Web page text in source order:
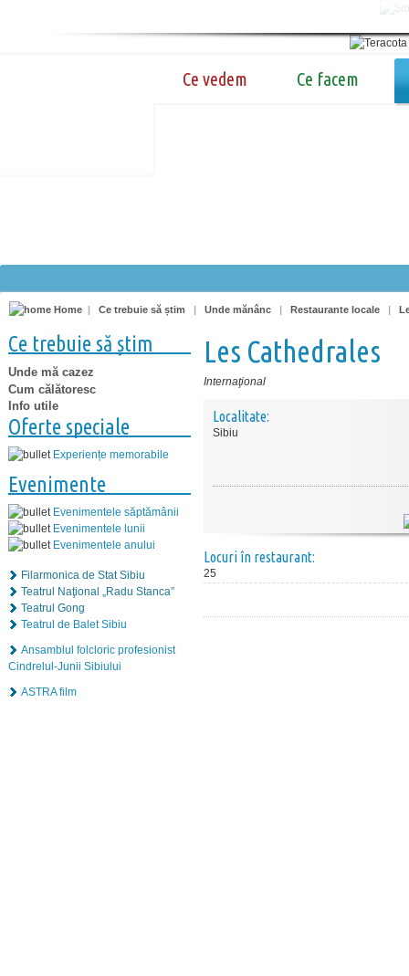
Ce vedem Ce facem
Home | Ce trebuie să știm | Unde mănânc | Restaurante locale |
Ce trebuie să știm
Unde mă cazez
Cum călătoresc
Info utile
Oferte speciale
Experiențe memorabile
Evenimente
Evenimentele săptămânii
Evenimentele lunii
Evenimentele anului
Filarmonica de Stat Sibiu
Teatrul Naţional „Radu Stanca”
Teatrul Gong
Teatrul de Balet Sibiu
Ansamblul folcloric profesionist
Cindrelul-Junii Sibiului
ASTRA film
Les Cathedrales
Internaţional
Localitate:
Sibiu
Locuri în restaurant:
25